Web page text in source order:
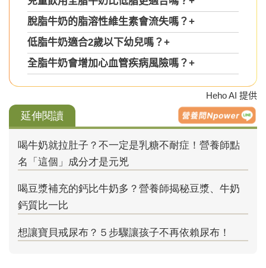
脫脂牛奶的脂溶性維生素會流失嗎？+
低脂牛奶適合2歲以下幼兒嗎？+
全脂牛奶會增加心血管疾病風險嗎？+
Heho AI 提供